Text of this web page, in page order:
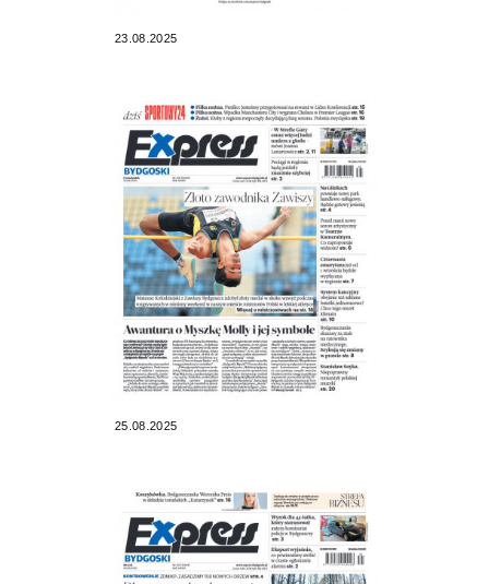
23.08.2025
25.08.2025